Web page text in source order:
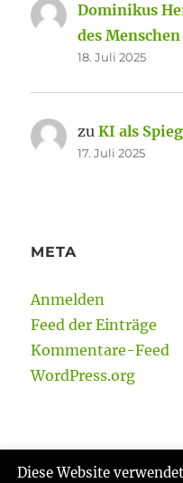
Dominikus
des Menschen
18. Juli 2025
zuKI als
17. Juli 2025
META
Anmelden
Feed der Einträge
Kommentare-Feed
WordPress.org
Diese Website